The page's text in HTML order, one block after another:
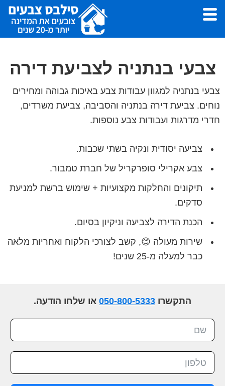
Skip
main
Skip
footer
סילבס
דירה,
סילבס
צבעי בנתניה לצביעת דירה
צבעי בנתניה למגוון עבודות צבע באיכות גבוהה ומחירים
נוחים. צביעת דירה בנתניה והסביבה, צביעת משרדים,
חדרי מדרגות ועבודות צבע נוספות.
צביעה יסודית ונקיה בשתי שכבות.
צבע אקרילי סופרקריל של חברת טמבור.
תיקונים והחלקות מקצועיות + שימוש ברשת למניעת
סדקים.
הכנת הדירה לצביעה וניקיון בסיום.
שירות מעולה 😊, קשב לצורכי הלקוח ואחריות מלאה
כבר למעלה מ-25 שנים!
התקשרו 050-800-5333 או שלחו הודעה.